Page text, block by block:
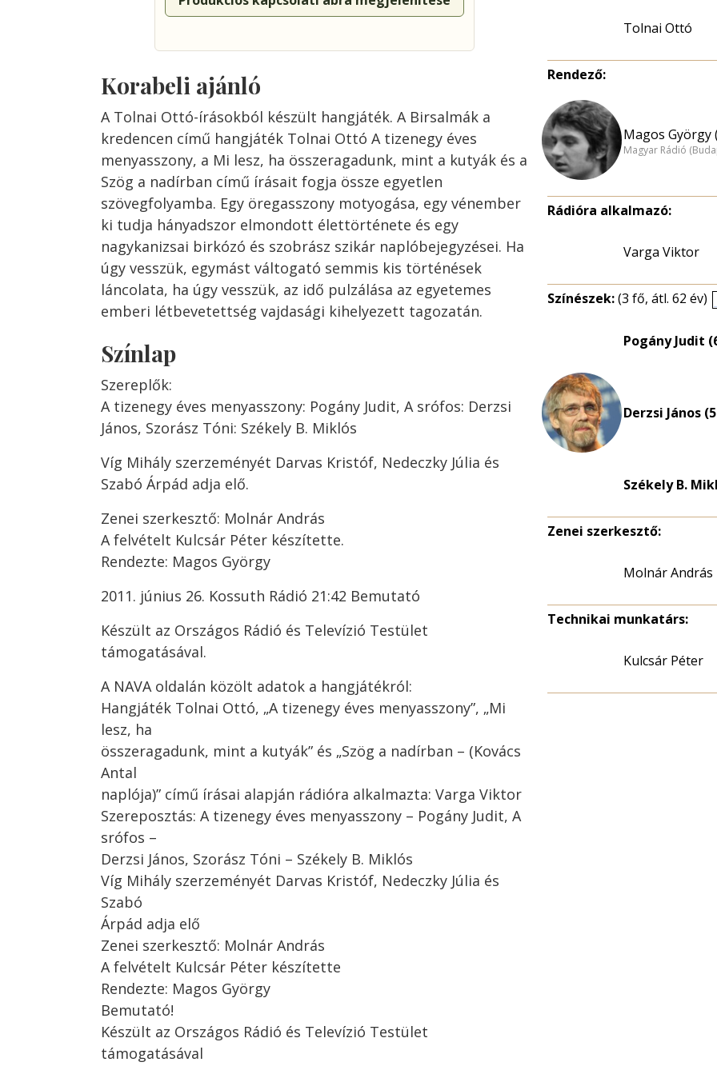
Korabeli ajánló
A Tolnai Ottó-írásokból készült hangjáték. A Birsalmák a
kredencen című hangjáték Tolnai Ottó A tizenegy éves
menyasszony, a Mi lesz, ha összeragadunk, mint a kutyák és a
Szög a nadírban című írásait fogja össze egyetlen
szövegfolyamba. Egy öregasszony motyogása, egy vénember
ki tudja hányadszor elmondott élettörténete és egy
nagykanizsai birkózó és szobrász szikár naplóbejegyzései. Ha
úgy vesszük, egymást váltogató semmis kis történések
láncolata, ha úgy vesszük, az idő pulzálása az egyetemes
emberi létbevetettség vajdasági kihelyezett tagozatán.
Színlap
Szereplők:
A tizenegy éves menyasszony: Pogány Judit, A srófos: Derzsi
János, Szorász Tóni: Székely B. Miklós
Víg Mihály szerzeményét Darvas Kristóf, Nedeczky Júlia és
Szabó Árpád adja elő.
Zenei szerkesztő: Molnár András
A felvételt Kulcsár Péter készítette.
Rendezte: Magos György
2011. június 26. Kossuth Rádió 21:42 Bemutató
Készült az Országos Rádió és Televízió Testület
támogatásával.
A NAVA oldalán közölt adatok a hangjátékról:
Hangjáték Tolnai Ottó, „A tizenegy éves menyasszony”, „Mi
lesz, ha
összeragadunk, mint a kutyák” és „Szög a nadírban – (Kovács
Antal
naplója)” című írásai alapján rádióra alkalmazta: Varga Viktor
Szereposztás: A tizenegy éves menyasszony – Pogány Judit, A
srófos –
Derzsi János, Szorász Tóni – Székely B. Miklós
Víg Mihály szerzeményét Darvas Kristóf, Nedeczky Júlia és
Szabó
Árpád adja elő
Zenei szerkesztő: Molnár András
A felvételt Kulcsár Péter készítette
Rendezte: Magos György
Bemutató!
Készült az Országos Rádió és Televízió Testület
támogatásával
Tolnai Ottó
Rendező:
Magos György
Magyar Rádió
Rádióra alkalmazó:
Varga Viktor
Színészek:(3 fő, átl. 62 év)
Pogány Judit
Derzsi János
Székely B.
Zenei szerkesztő:
Molnár András
Technikai munkatárs:
Kulcsár Péter